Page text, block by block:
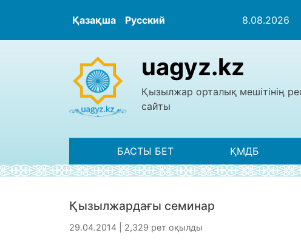
Қазақша Русский 8.08.2026
uagyz.kz
Қызылжар орталық мешітінің
сайты
БАСТЫ БЕТ ҚМДБ
Қызылжардағы семинар
29.04.2014 | 2,329 рет оқылды